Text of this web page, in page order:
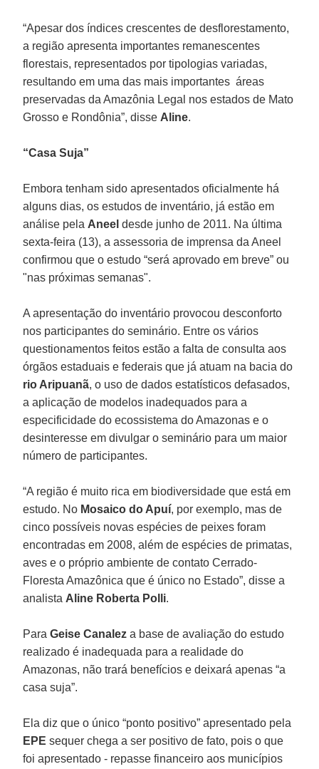
“Apesar dos índices crescentes de desflorestamento,
a região apresenta importantes remanescentes
florestais, representados por tipologias variadas,
resultando em uma das mais importantes áreas
preservadas da Amazônia Legal nos estados de Mato
Grosso e Rondônia”, disse Aline.
“Casa Suja”
Embora tenham sido apresentados oficialmente há
alguns dias, os estudos de inventário, já estão em
análise pela Aneeldesde junho de 2011. Na última
sexta-feira (13), a assessoria de imprensa da Aneel
confirmou que o estudo “será aprovado em breve” ou
"nas próximas semanas".
A apresentação do inventário provocou desconforto
nos participantes do seminário. Entre os vários
questionamentos feitos estão a falta de consulta aos
órgãos estaduais e federais que já atuam na bacia do
rio Aripuanã, o uso de dados estatísticos defasados,
a aplicação de modelos inadequados para a
especificidade do ecossistema do Amazonas e o
desinteresse em divulgar o seminário para um maior
número de participantes.
“A região é muito rica em biodiversidade que está em
estudo. No Mosaico do Apuí, por exemplo, mas de
cinco possíveis novas espécies de peixes foram
encontradas em 2008, além de espécies de primatas,
aves e o próprio ambiente de contato Cerrado-
Floresta Amazônica que é único no Estado”, disse a
analista Aline Roberta Polli.
ParaGeise Canalez a base de avaliação do estudo
realizado é inadequada para a realidade do
Amazonas, não trará benefícios e deixará apenas “a
casa suja”.
Ela diz que o único “ponto positivo” apresentado pela
EPEsequer chega a ser positivo de fato, pois o que
foi apresentado - repasse financeiro aos municípios